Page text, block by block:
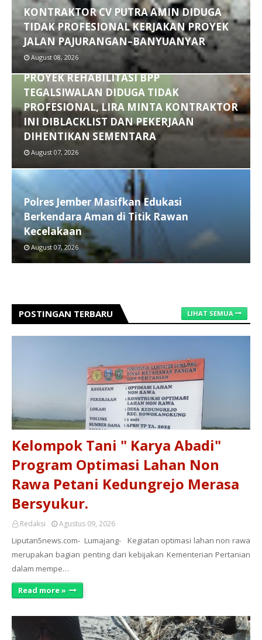
KONTRAKTOR CV PUTRA AMIN DIDUGA
TIDAK PROFESIONAL KERJAKAN PROYEK
JALAN PAJURANGAN–BANYUANYAR
August 08, 2026
CV. MAN ANA KONSTRUKSI PELAKSANA
PROYEK REHABILITASI BPP
TEGALSIWALAN DIDUGA TIDAK
PROFESIONAL, LIRA MINTA KONTRAKTOR
INI DIBLACKLIST DAN PEKERJAAN
DIHENTIKAN SEMENTARA
August 07, 2026
Polres Jember Masifkan Edukasi
Berkendara Aman di Titik Rawan
Kecelakaan
August 07, 2026
POSTINGAN TERBARU LIHAT SEMUA
Kelompok Tani " Karya Abadi"
Program Optimasi Lahan Non
Rawa Petani Kedungrejo Merasa
Bersyukur.
Redaksi Agustus 09, 2026
Liputan5news.com- Lumajang- Kegiatan optimasi lahan non rawa
merupakan bagian penting dari kebijakan Kementerian Pertanian
dalam mempe…
Read more »